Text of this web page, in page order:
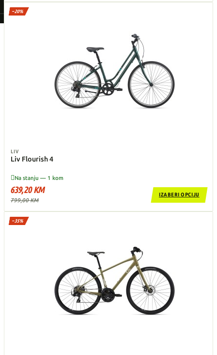
−20%
LIV
Liv Flourish 4
Na stanju — 1 kom
639,20 KM
799,00 KM
IZABERI OPCIJU
−35%